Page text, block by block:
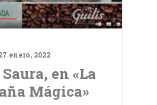
enero, 2022
en «La
Mágica»